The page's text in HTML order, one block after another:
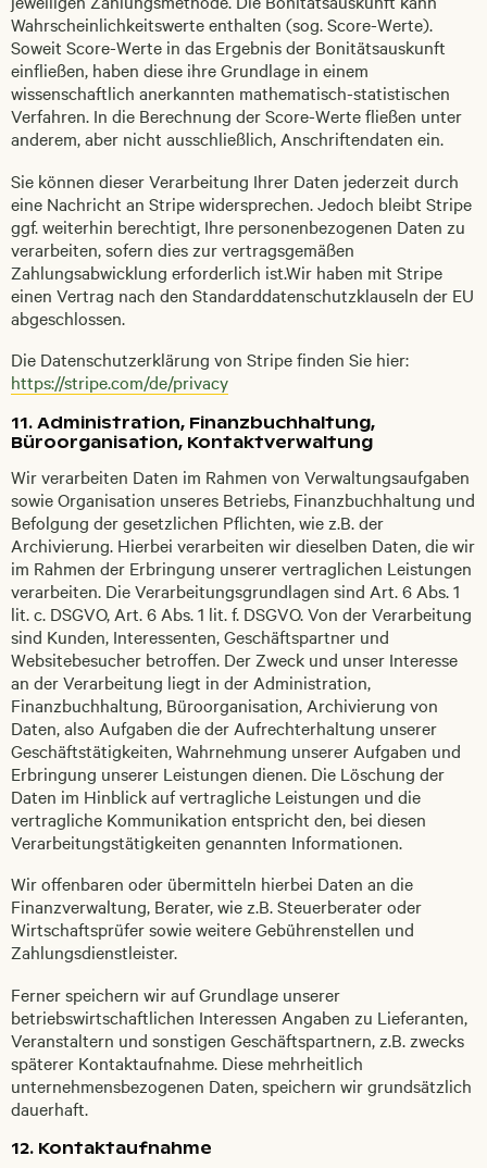
Wahrscheinlichkeitswerte enthalten (sog. Score-Werte).
Soweit Score-Werte in das Ergebnis der Bonitätsauskunft
einfließen, haben diese ihre Grundlage in einem
wissenschaftlich anerkannten mathematisch-statistischen
Verfahren. In die Berechnung der Score-Werte fließen unter
anderem, aber nicht ausschließlich, Anschriftendaten ein.
Sie können dieser Verarbeitung Ihrer Daten jederzeit durch
eine Nachricht an Stripe widersprechen. Jedoch bleibt Stripe
ggf. weiterhin berechtigt, Ihre personenbezogenen Daten zu
verarbeiten, sofern dies zur vertragsgemäßen
Zahlungsabwicklung erforderlich ist.Wir haben mit Stripe
einen Vertrag nach den Standarddatenschutzklauseln der EU
abgeschlossen.
Die Datenschutzerklärung von Stripe finden Sie hier:
https://stripe.com/de/privacy
11. Administration, Finanzbuchhaltung,
Büroorganisation, Kontaktverwaltung
Wir verarbeiten Daten im Rahmen von Verwaltungsaufgaben
sowie Organisation unseres Betriebs, Finanzbuchhaltung und
Befolgung der gesetzlichen Pflichten, wie z.B. der
Archivierung. Hierbei verarbeiten wir dieselben Daten, die wir
im Rahmen der Erbringung unserer vertraglichen Leistungen
verarbeiten. Die Verarbeitungsgrundlagen sind Art. 6 Abs. 1
lit. c. DSGVO, Art. 6 Abs. 1 lit. f. DSGVO. Von der Verarbeitung
sind Kunden, Interessenten, Geschäftspartner und
Websitebesucher betroffen. Der Zweck und unser Interesse
an der Verarbeitung liegt in der Administration,
Finanzbuchhaltung, Büroorganisation, Archivierung von
Daten, also Aufgaben die der Aufrechterhaltung unserer
Geschäftstätigkeiten, Wahrnehmung unserer Aufgaben und
Erbringung unserer Leistungen dienen. Die Löschung der
Daten im Hinblick auf vertragliche Leistungen und die
vertragliche Kommunikation entspricht den, bei diesen
Verarbeitungstätigkeiten genannten Informationen.
Wir offenbaren oder übermitteln hierbei Daten an die
Finanzverwaltung, Berater, wie z.B. Steuerberater oder
Wirtschaftsprüfer sowie weitere Gebührenstellen und
Zahlungsdienstleister.
Ferner speichern wir auf Grundlage unserer
betriebswirtschaftlichen Interessen Angaben zu Lieferanten,
Veranstaltern und sonstigen Geschäftspartnern, z.B. zwecks
späterer Kontaktaufnahme. Diese mehrheitlich
unternehmensbezogenen Daten, speichern wir grundsätzlich
dauerhaft.
12. Kontaktaufnahme